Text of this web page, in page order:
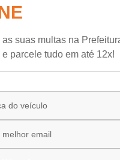
as suas multas na
parcele tudo em até 12x!